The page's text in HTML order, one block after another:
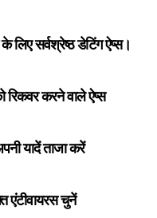
सर्वश्रेष्ठ डेटिंग ऐप्स।
रिकवर करने वाले ऐप्स
यादें ताजा करें
एंटीवायरस चुनें